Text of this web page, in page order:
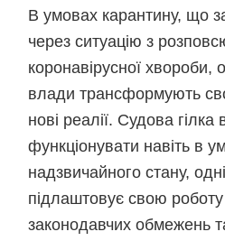
В умовах карантину, що
через ситуацію з
коронавірусної хвороби,
влади трансформують
нові реалії. Судова
функціонувати навіть в
надзвичайного стану,
підлаштовує свою
законодавчих обмежень